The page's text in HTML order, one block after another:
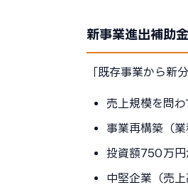
新事業進出補助
「既存事業から新
売上規模を問
事業再構築（
投資額750万円
中堅企業（売